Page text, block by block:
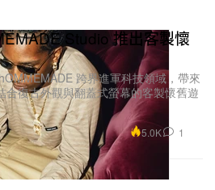
Studio 推出客製懷
跨界進軍科技領域，帶來
復古外觀與翻蓋式螢幕的客製懷舊遊
5.0K 1